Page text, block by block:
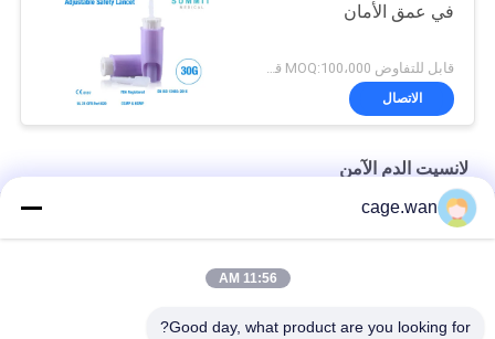
في عمق الأمان
الاتصال
لانسيت الدم الآمن
غاما تعقيم أوتوماتيكي قابلة للانسيت الأمان الإبرة 21G 2.2mm الأصفر
cage.wan
11:56 AM
Good day, what product are you looking for?